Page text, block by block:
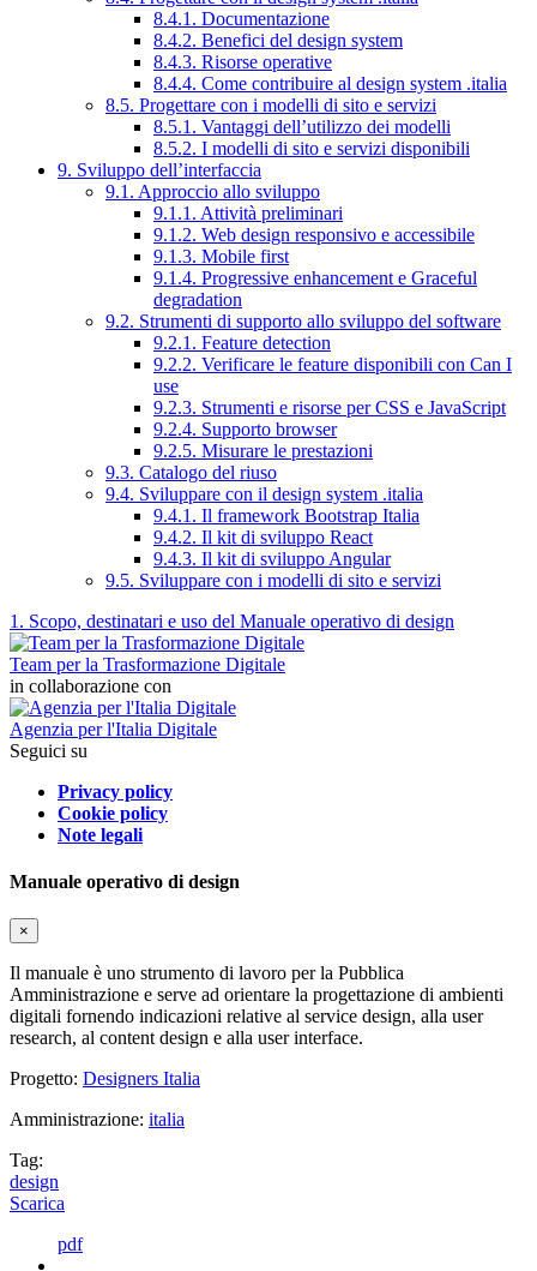
8.4.1. Documentazione
8.4.2. Benefici del design system
8.4.3. Risorse operative
8.4.4. Come contribuire al design system .italia
8.5. Progettare con i modelli di sito e servizi
8.5.1. Vantaggi dell’utilizzo dei modelli
8.5.2. I modelli di sito e servizi disponibili
9. Sviluppo dell’interfaccia
9.1. Approccio allo sviluppo
9.1.1. Attività preliminari
9.1.2. Web design responsivo e accessibile
9.1.3. Mobile first
9.1.4. Progressive enhancement e Graceful
degradation
9.2. Strumenti di supporto allo sviluppo del software
9.2.1. Feature detection
9.2.2. Verificare le feature disponibili con Can I
use
9.2.3. Strumenti e risorse per CSS e JavaScript
9.2.4. Supporto browser
9.2.5. Misurare le prestazioni
9.3. Catalogo del riuso
9.4. Sviluppare con il design system .italia
9.4.1. Il framework Bootstrap Italia
9.4.2. Il kit di sviluppo React
9.4.3. Il kit di sviluppo Angular
9.5. Sviluppare con i modelli di sito e servizi
1. Scopo, destinatari e uso del Manuale operativo di design
Team per la Trasformazione Digitale
in collaborazione con
Agenzia per l'Italia Digitale
Seguici su
Privacy policy
Cookie policy
Note legali
Manuale operativo di design
×
Il manuale è uno strumento di lavoro per la Pubblica
Amministrazione e serve ad orientare la progettazione di ambienti
digitali fornendo indicazioni relative al service design, alla user
research, al content design e alla user interface.
Progetto: Designers Italia
Amministrazione: italia
Tag:
design
Scarica
pdf